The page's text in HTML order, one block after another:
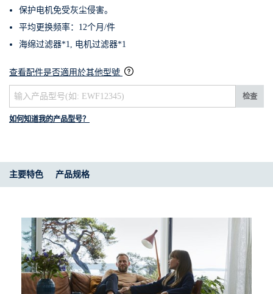
保护电机免受灰尘侵害。
平均更换频率：12个月/件
海绵过滤器*1, 电机过滤器*1
查看配件是否適用於其他型號
检查
如何知道我的产品型号？
主要特色 产品规格​